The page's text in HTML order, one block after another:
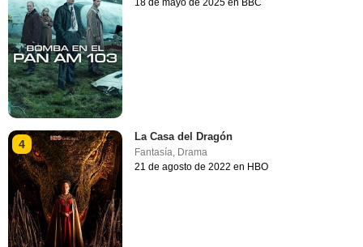
4
La Casa del Dragón
Fantasía, Drama
21 de agosto de 2022 en HBO